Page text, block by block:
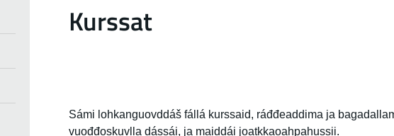
Kurssat
Sámi lohkanguovddáš fállá kurssaid, ráđđeaddima ja
vuođđoskuvlla dássái, ja maiddái joatkkaoahpahussii.